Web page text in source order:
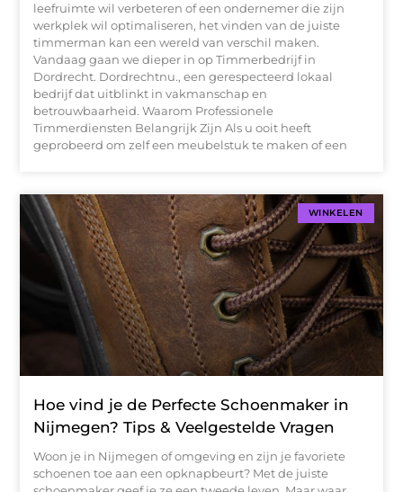
leefruimte wil verbeteren of een ondernemer die zijn
werkplek wil optimaliseren, het vinden van de juiste
timmerman kan een wereld van verschil maken.
Vandaag gaan we dieper in op Timmerbedrijf in
Dordrecht. Dordrechtnu., een gerespecteerd lokaal
bedrijf dat uitblinkt in vakmanschap en
betrouwbaarheid. Waarom Professionele
Timmerdiensten Belangrijk Zijn Als u ooit heeft
geprobeerd om zelf een meubelstuk te maken of een
WINKELEN
Hoe vind je de Perfecte Schoenmaker in
Nijmegen? Tips & Veelgestelde Vragen
Woon je in Nijmegen of omgeving en zijn je favoriete
schoenen toe aan een opknapbeurt? Met de juiste